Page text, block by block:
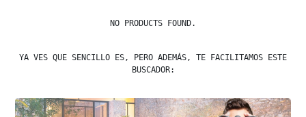
NO PRODUCTS FOUND.
YA VES QUE SENCILLO ES, PERO ADEMÁS, TE FACILITAMOS ESTE
BUSCADOR: